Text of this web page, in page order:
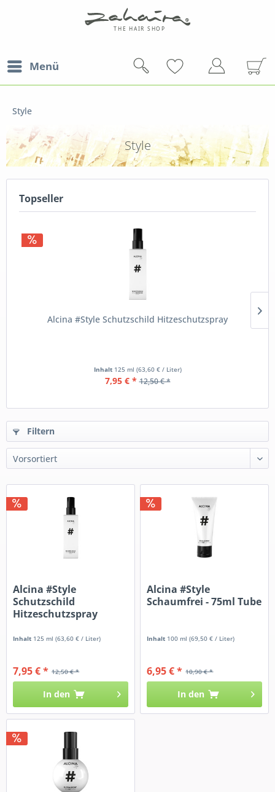
Menü
Style
Style
Topseller
Alcina #Style Schutzschild Hitzeschutzspray
Inhalt 125 ml (63,60 € / Liter)
7,95 € * 12,50 € *
Filtern
Alcina #Style
Schutzschild
Hitzeschutzspray
Inhalt 125 ml(63,60 € / Liter)
12,50 € *
7,95 € *
In den
Alcina #Style
Schaumfrei - 75ml Tube
Inhalt 100 ml(69,50 € / Liter)
10,90 € *
6,95 € *
In den